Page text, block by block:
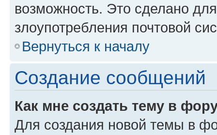
возможность. Это сделано
злоупотребления почтовой
Вернуться к началу
Создание сообщений
Как мне создать тему в
Для создания новой темы в